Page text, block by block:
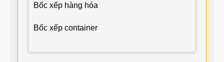
Bốc xếp hàng hóa
Bốc xếp container